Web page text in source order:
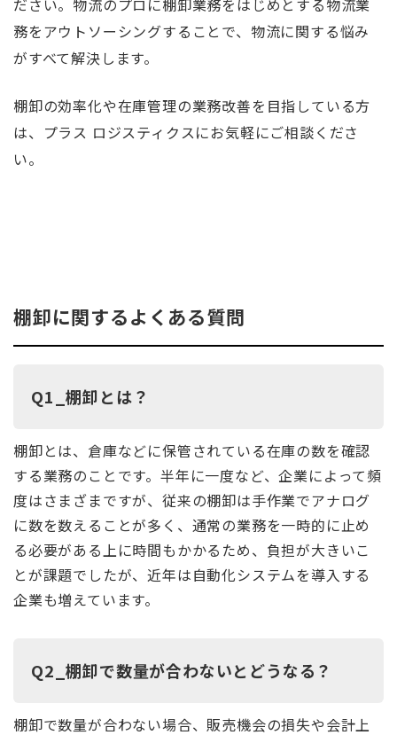
ださい。物流のプロに棚卸業務をはじめとする物流業
務をアウトソーシングすることで、物流に関する悩み
がすべて解決します。
棚卸の効率化や在庫管理の業務改善を目指している方
は、プラス ロジスティクスにお気軽にご相談くださ
い。
棚卸に関するよくある質問
Q1_棚卸とは？
棚卸とは、倉庫などに保管されている在庫の数を確認
する業務のことです。半年に一度など、企業によって頻
度はさまざまですが、従来の棚卸は手作業でアナログ
に数を数えることが多く、通常の業務を一時的に止め
る必要がある上に時間もかかるため、負担が大きいこ
とが課題でしたが、近年は自動化システムを導入する
企業も増えています。
Q2_棚卸で数量が合わないとどうなる？
棚卸で数量が合わない場合、販売機会の損失や会計上